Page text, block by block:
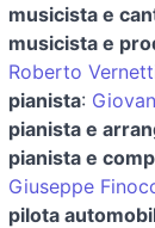
musicista e
musicista e
Roberto
pianista:
pianista e
pianista e
Giuseppe
pilota